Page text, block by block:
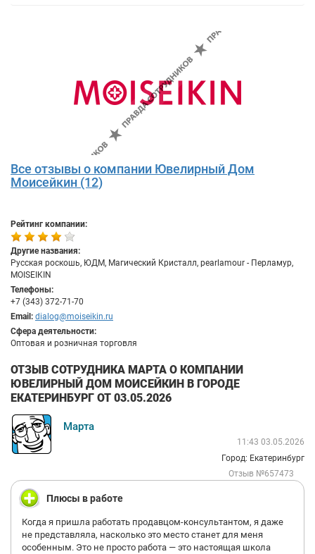
Все отзывы о компании Ювелирный Дом
Моисейкин (12)
Рейтинг компании:
Другие названия:
Русская роскошь, ЮДМ, Магический Кристалл, pearlamour - Перламур,
MOISEIKIN
Телефоны:
+7 (343) 372-71-70
Email: dialog@moiseikin.ru
Сфера деятельности:
Оптовая и розничная торговля
ОТЗЫВ СОТРУДНИКА МАРТА О КОМПАНИИ
ЮВЕЛИРНЫЙ ДОМ МОИСЕЙКИН В ГОРОДЕ
ЕКАТЕРИНБУРГ ОТ 03.05.2026
Марта
11:43 03.05.2026
Город: Екатеринбург
Отзыв №657473
Плюсы в работе
Когда я пришла работать продавцом-консультантом, я даже
не представляла, насколько это место станет для меня
особенным. Это не просто работа — это настоящая школа